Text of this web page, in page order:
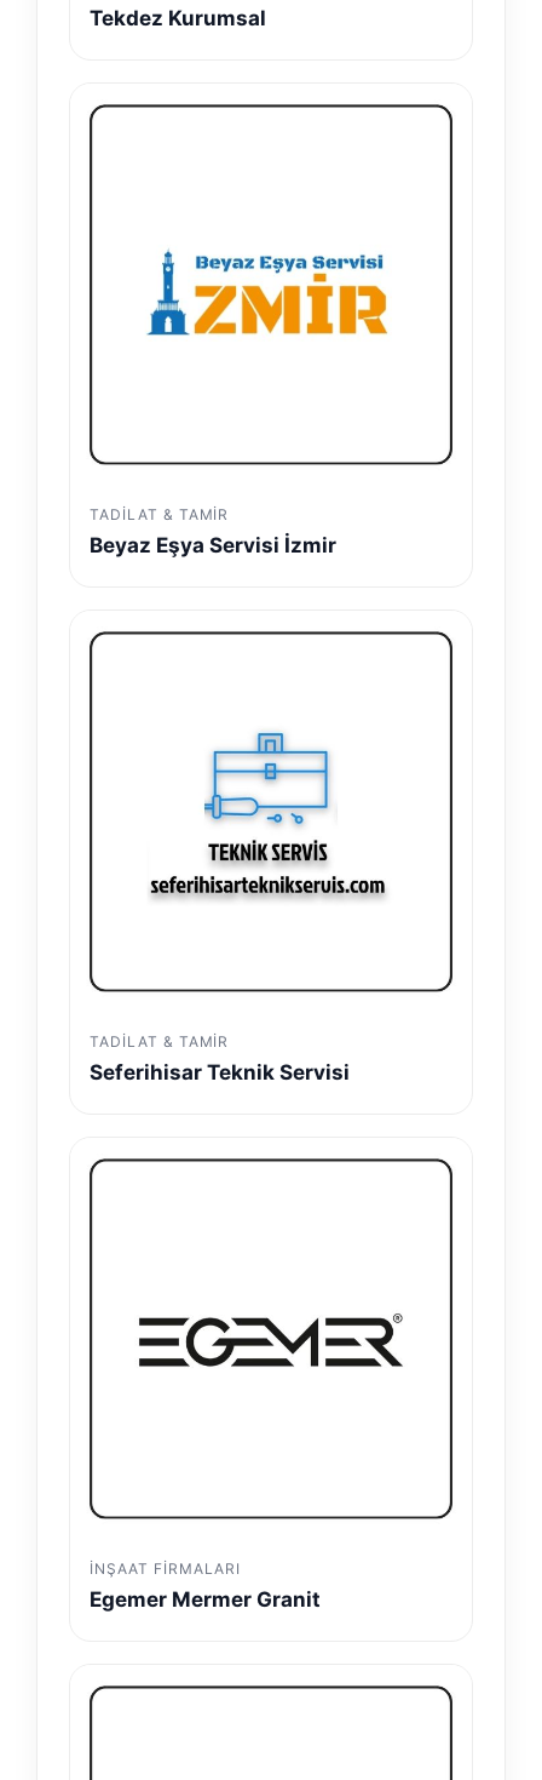
Tekdez Kurumsal
TADILAT & TAMIR
Beyaz Eşya Servisi İzmir
TADILAT & TAMIR
Seferihisar Teknik Servisi
İNŞAAT FIRMALARI
Egemer Mermer Granit